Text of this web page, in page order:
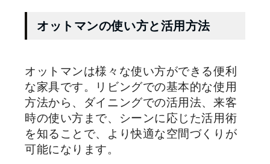
オットマンの使い方と活用方法
オットマンは様々な使い方ができる便利
な家具です。リビングでの基本的な使用
方法から、ダイニングでの活用法、来客
時の使い方まで、シーンに応じた活用術
を知ることで、より快適な空間づくりが
可能になります。